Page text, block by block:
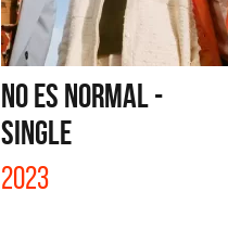
NO ES NORMAL -
SINGLE
2023